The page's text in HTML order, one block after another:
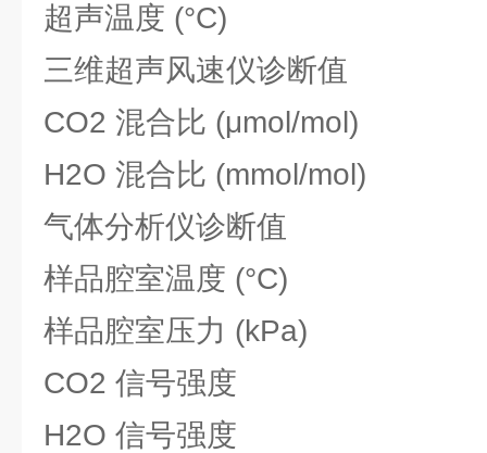
超声温度 (°C)
三维超声风速仪诊断值
CO2 混合比 (μmol/mol)
H2O 混合比 (mmol/mol)
气体分析仪诊断值
样品腔室温度 (°C)
样品腔室压力 (kPa)
CO2 信号强度
H2O 信号强度